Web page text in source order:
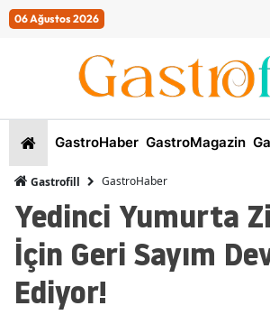
06 Ağustos 2026
GastroHaber GastroMagazin
Gastrofill GastroHaber
Yedinci Yumurta
İçin Geri Sayım
Ediyor!